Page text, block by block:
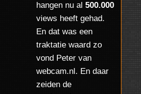
ZODAT
SOEPEL
hangen nu al 500.000
views heeft gehad.
En dat was een
traktatie waard zo
vond Peter van
webcam.nl. En daar
zeiden de